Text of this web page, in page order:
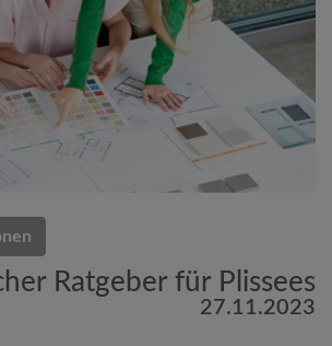
Ratgeber für Plissees
27.11.2023